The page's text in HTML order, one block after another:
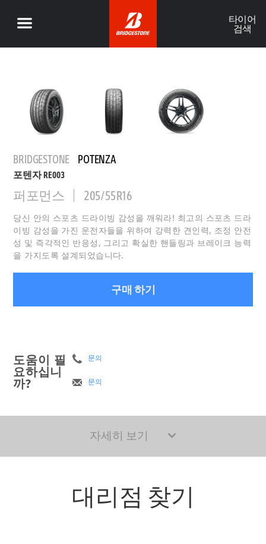
타이어
검색
BRIDGESTONE POTENZA
포텐자 RE003
퍼포먼스 205/55R16
당신 안의 스포츠 드라이빙 감성을 깨워라! 최고의 스포츠 드라
이빙 감성을 가진 운전자들을 위하여 강력한 견인력, 조정 안전
성 및 즉각적인 반응성, 그리고 확실한 핸들링과 브레이크 능력
을 가지도록 설계되었습니다.
구매 하기
도움이 필
요하십니
까?
문의
문의
자세히 보기
대리점 찾기